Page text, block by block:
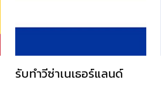
รับทำวีซ่าเนเธอร์แลนด์